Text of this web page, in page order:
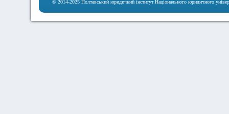
© 2014-2025 Полтавський юридичний інститут Національного юридичного